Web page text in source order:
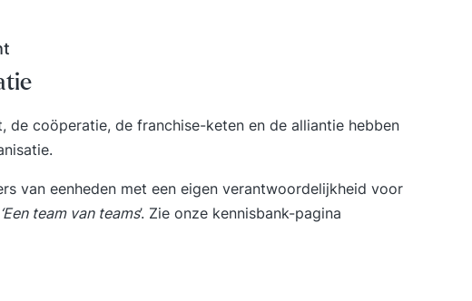
de coöperatie, de franchise-keten en de alliantie hebben
van eenheden met een eigen verantwoordelijkheid voor
‘Een team van teams’. Zie onze kennisbank-pagina